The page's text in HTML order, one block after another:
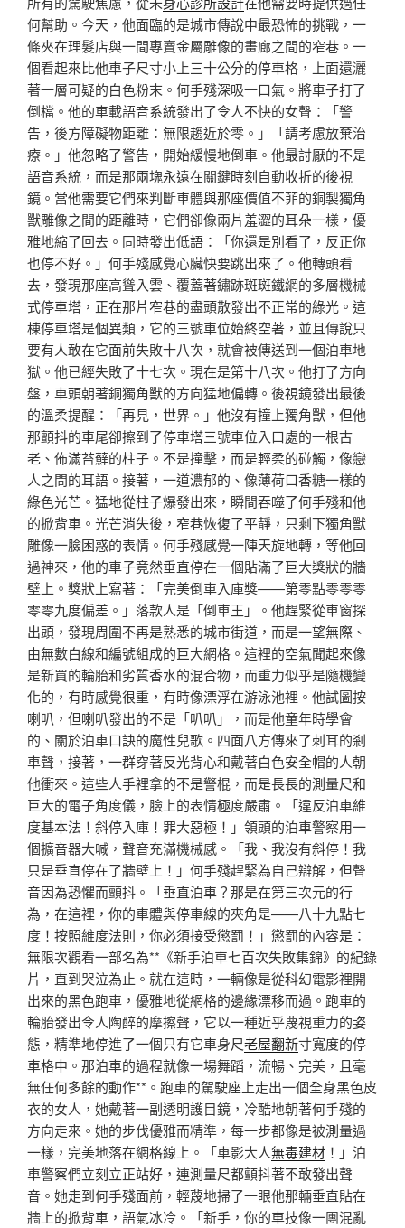
何幫助。今天，他面臨的是城市傳說中最恐怖的挑戰，一
條夾在理髮店與一間專賣金屬雕像的畫廊之間的窄巷。一
個看起來比他車子尺寸小上三十公分的停車格，上面還灑
著一層可疑的白色粉末。何手殘深吸一口氣。將車子打了
倒檔。他的車載語音系統發出了令人不快的女聲：「警
告，後方障礙物距離：無限趨近於零。」「請考慮放棄治
療。」他忽略了警告，開始緩慢地倒車。他最討厭的不是
語音系統，而是那兩塊永遠在關鍵時刻自動收折的後視
鏡。當他需要它們來判斷車體與那座價值不菲的銅製獨角
獸雕像之間的距離時，它們卻像兩片羞澀的耳朵一樣，優
雅地縮了回去。同時發出低語：「你還是別看了，反正你
也停不好。」何手殘感覺心臟快要跳出來了。他轉頭看
去，發現那座高聳入雲、覆蓋著鏽跡斑斑鐵網的多層機械
式停車塔，正在那片窄巷的盡頭散發出不正常的綠光。這
棟停車塔是個異類，它的三號車位始終空著，並且傳說只
要有人敢在它面前失敗十八次，就會被傳送到一個泊車地
獄。他已經失敗了十七次。現在是第十八次。他打了方向
盤，車頭朝著銅獨角獸的方向猛地偏轉。後視鏡發出最後
的溫柔提醒：「再見，世界。」他沒有撞上獨角獸，但他
那顫抖的車尾卻擦到了停車塔三號車位入口處的一根古
老、佈滿苔蘚的柱子。不是撞擊，而是輕柔的碰觸，像戀
人之間的耳語。接著，一道濃郁的、像薄荷口香糖一樣的
綠色光芒。猛地從柱子爆發出來，瞬間吞噬了何手殘和他
的掀背車。光芒消失後，窄巷恢復了平靜，只剩下獨角獸
雕像一臉困惑的表情。何手殘感覺一陣天旋地轉，等他回
過神來，他的車子竟然垂直停在一個貼滿了巨大獎狀的牆
壁上。獎狀上寫著：「完美倒車入庫獎——第零點零零零
零零九度偏差。」落款人是「倒車王」。他趕緊從車窗探
出頭，發現周圍不再是熟悉的城市街道，而是一望無際、
由無數白線和編號組成的巨大網格。這裡的空氣聞起來像
是新買的輪胎和劣質香水的混合物，而重力似乎是隨機變
化的，有時感覺很重，有時像漂浮在游泳池裡。他試圖按
喇叭，但喇叭發出的不是「叭叭」，而是他童年時學會
的、關於泊車口訣的魔性兒歌。四面八方傳來了刺耳的剎
車聲，接著，一群穿著反光背心和戴著白色安全帽的人朝
他衝來。這些人手裡拿的不是警棍，而是長長的測量尺和
巨大的電子角度儀，臉上的表情極度嚴肅。「違反泊車維
度基本法！斜停入庫！罪大惡極！」領頭的泊車警察用一
個擴音器大喊，聲音充滿機械感。「我、我沒有斜停！我
只是垂直停在了牆壁上！」何手殘趕緊為自己辯解，但聲
音因為恐懼而顫抖。「垂直泊車？那是在第三次元的行
為，在這裡，你的車體與停車線的夾角是——八十九點七
度！按照維度法則，你必須接受懲罰！」懲罰的內容是：
無限次觀看一部名為**《新手泊車七百次失敗集錦》的紀錄
片，直到哭泣為止。就在這時，一輛像是從科幻電影裡開
出來的黑色跑車，優雅地從網格的邊緣漂移而過。跑車的
輪胎發出令人陶醉的摩擦聲，它以一種近乎蔑視重力的姿
態，精準地停進了一個只有它車身尺老屋翻新寸寬度的停
車格中。那泊車的過程就像一場舞蹈，流暢、完美，且毫
無任何多餘的動作**。跑車的駕駛座上走出一個全身黑色皮
衣的女人，她戴著一副透明護目鏡，冷酷地朝著何手殘的
方向走來。她的步伐優雅而精準，每一步都像是被測量過
一樣，完美地落在網格線上。「車影大人無毒建材 ！」泊
車警察們立刻立正站好，連測量尺都顫抖著不敢發出聲
音。她走到何手殘面前，輕蔑地掃了一眼他那輛垂直貼在
牆上的掀背車，語氣冰冷。「新手，你的車技像一團混亂